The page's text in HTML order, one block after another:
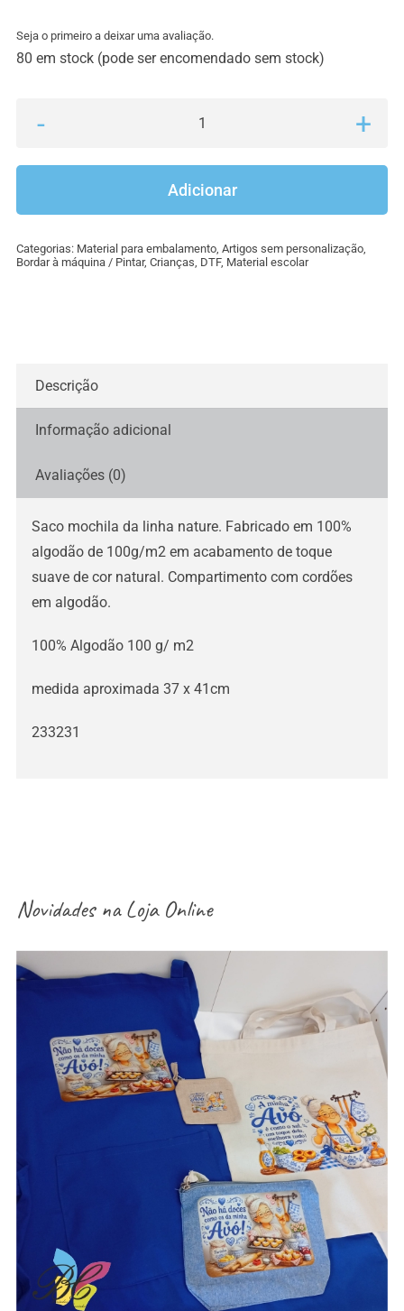
Seja o primeiro a deixar uma avaliação.
80 em stock (pode ser encomendado sem stock)
Quantidade
Mochila
Adicionar
Categorias: Material para embalamento, Artigos sem personalização,
Bordar à máquina / Pintar, Crianças, DTF, Material escolar
Descrição
Informação adicional
Avaliações (0)
Saco mochila da linha nature. Fabricado em 100%
algodão de 100g/m2 em acabamento de toque
suave de cor natural. Compartimento com cordões
em algodão.
100% Algodão 100 g/ m2
medida aproximada 37 x 41cm
233231
Novidades naLoja Online
aventais / Sacos / necessaires / estojos /
porta-moedas dia dos avós – vários modelos